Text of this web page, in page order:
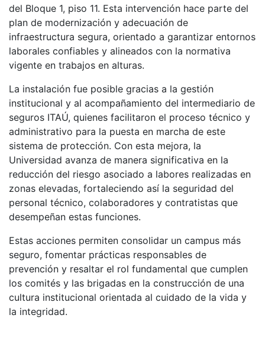
del Bloque 1, piso 11. Esta intervención hace parte del
plan de modernización y adecuación de
infraestructura segura, orientado a garantizar entornos
laborales confiables y alineados con la normativa
vigente en trabajos en alturas.
La instalación fue posible gracias a la gestión
institucional y al acompañamiento del intermediario de
seguros ITAÚ, quienes facilitaron el proceso técnico y
administrativo para la puesta en marcha de este
sistema de protección. Con esta mejora, la
Universidad avanza de manera significativa en la
reducción del riesgo asociado a labores realizadas en
zonas elevadas, fortaleciendo así la seguridad del
personal técnico, colaboradores y contratistas que
desempeñan estas funciones.
Estas acciones permiten consolidar un campus más
seguro, fomentar prácticas responsables de
prevención y resaltar el rol fundamental que cumplen
los comités y las brigadas en la construcción de una
cultura institucional orientada al cuidado de la vida y
la integridad.